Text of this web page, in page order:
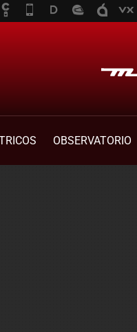
OBSERVATORIO